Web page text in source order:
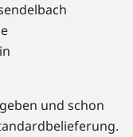
und schon